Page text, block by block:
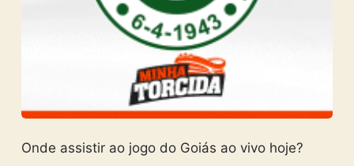
Onde assistir ao jogo do Goiás ao vivo hoje?